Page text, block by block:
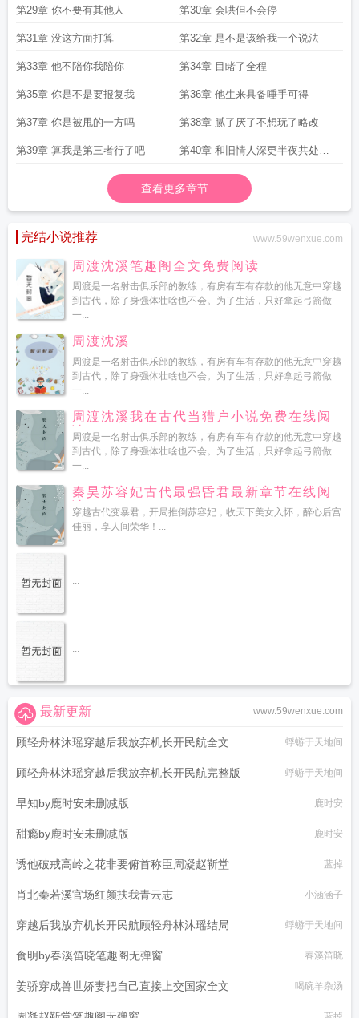
第29章 你不要有其他人 第30章 会哄但不会停
第31章 没这方面打算 第32章 是不是该给我一个说法
第33章 他不陪你我陪你 第34章 目睹了全程
第35章 你是不是要报复我 第36章 他生来具备唾手可得
第37章 你是被甩的一方吗 第38章 腻了厌了不想玩了略改
第39章 算我是第三者行了吧 第40章 和旧情人深更半夜共处一
室
查看更多章节...
完结小说推荐 www.59wenxue.com
周渡沈溪笔趣阁全文免费阅读
周渡是一名射击俱乐部的教练，有房有车有存款的他无意中穿越
到古代，除了身强体壮啥也不会。为了生活，只好拿起弓箭做
一...
周渡沈溪
周渡是一名射击俱乐部的教练，有房有车有存款的他无意中穿越
到古代，除了身强体壮啥也不会。为了生活，只好拿起弓箭做
一...
周渡沈溪我在古代当猎户小说免费在线阅
读
周渡是一名射击俱乐部的教练，有房有车有存款的他无意中穿越
到古代，除了身强体壮啥也不会。为了生活，只好拿起弓箭做
一...
秦昊苏容妃古代最强昏君最新章节在线阅
读
穿越古代变暴君，开局推倒苏容妃，收天下美女入怀，醉心后宫
佳丽，享人间荣华！...
...
...
www.59wenxue.com
最新更新
顾轻舟林沐瑶穿越后我放弃机长开民航全文 蜉蝣于天地间
顾轻舟林沐瑶穿越后我放弃机长开民航完整版 蜉蝣于天地间
早知by鹿时安未删减版 鹿时安
甜瘾by鹿时安未删减版 鹿时安
诱他破戒高岭之花非要俯首称臣周凝赵靳堂 蓝掉
肖北秦若溪官场红颜扶我青云志 小涵涵子
穿越后我放弃机长开民航顾轻舟林沐瑶结局 蜉蝣于天地间
食明by春溪笛晓笔趣阁无弹窗 春溪笛晓
姜骄穿成兽世娇妻把自己直接上交国家全文 喝碗羊杂汤